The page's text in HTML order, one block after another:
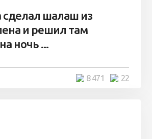
шалаш из
и решил там
ночь ...
22
8 471